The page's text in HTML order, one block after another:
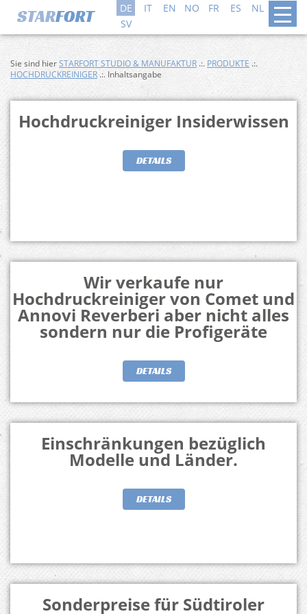
DE IT EN NO FR ES NL
DA
SV
Sie sind hierSTARFORT STUDIO & MANUFAKTUR .:. PRODUKTE .:.
HOCHDRUCKREINIGER .:. Inhaltsangabe
Hochdruckreiniger Insiderwissen
DETAILS
Wir verkaufe nur
Hochdruckreiniger von Comet und
Annovi Reverberi aber nicht alles
sondern nur die Profigeräte
DETAILS
Einschränkungen bezüglich
Modelle und Länder.
DETAILS
Sonderpreise für Südtiroler